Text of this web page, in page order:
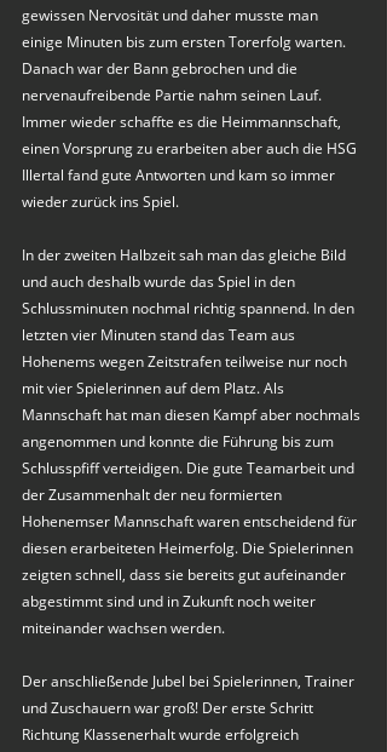
gewissen Nervosität und daher musste man
einige Minuten bis zum ersten Torerfolg warten.
Danach war der Bann gebrochen und die
nervenaufreibende Partie nahm seinen Lauf.
Immer wieder schaffte es die Heimmannschaft,
einen Vorsprung zu erarbeiten aber auch die HSG
Illertal fand gute Antworten und kam so immer
wieder zurück ins Spiel.
In der zweiten Halbzeit sah man das gleiche Bild
und auch deshalb wurde das Spiel in den
Schlussminuten nochmal richtig spannend. In den
letzten vier Minuten stand das Team aus
Hohenems wegen Zeitstrafen teilweise nur noch
mit vier Spielerinnen auf dem Platz. Als
Mannschaft hat man diesen Kampf aber nochmals
angenommen und konnte die Führung bis zum
Schlusspfiff verteidigen. Die gute Teamarbeit und
der Zusammenhalt der neu formierten
Hohenemser Mannschaft waren entscheidend für
diesen erarbeiteten Heimerfolg. Die Spielerinnen
zeigten schnell, dass sie bereits gut aufeinander
abgestimmt sind und in Zukunft noch weiter
miteinander wachsen werden.
Der anschließende Jubel bei Spielerinnen, Trainer
und Zuschauern war groß! Der erste Schritt
Richtung Klassenerhalt wurde erfolgreich